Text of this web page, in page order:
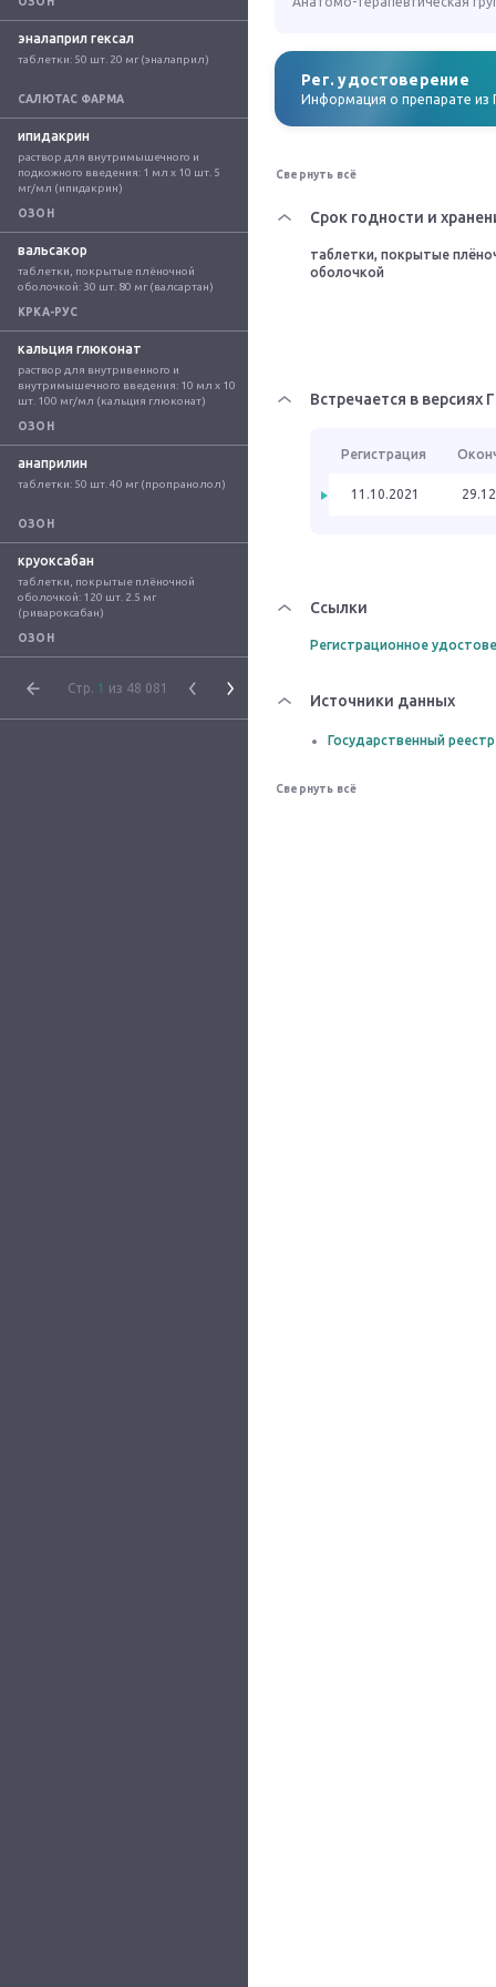
эналаприл гексал
таблетки: 50 шт. 20 мг (эналаприл)
САЛЮТАС ФАРМА
ипидакрин
раствор для внутримышечного и
подкожного введения: 1 мл x 10 шт. 5
мг/мл (ипидакрин)
ОЗОН
вальсакор
таблетки, покрытые плёночной
оболочкой: 30 шт. 80 мг (валсартан)
КРКА-РУС
кальция глюконат
раствор для внутривенного и
внутримышечного введения: 10 мл x 10
шт. 100 мг/мл (кальция глюконат)
ОЗОН
анаприлин
таблетки: 50 шт. 40 мг (пропранолол)
ОЗОН
круоксабан
таблетки, покрытые плёночной
оболочкой: 120 шт. 2.5 мг
(ривароксабан)
ОЗОН
Стр. 1 из 48 081
Рег. удостоверение
Информация о препарате из
Свернуть всё
Срок годности и
таблетки, покрытые
оболочкой
Встречается в версиях
Регистрация
11.10.2021
Ссылки
Регистрационное
Источники данных
Государственный
Свернуть всё